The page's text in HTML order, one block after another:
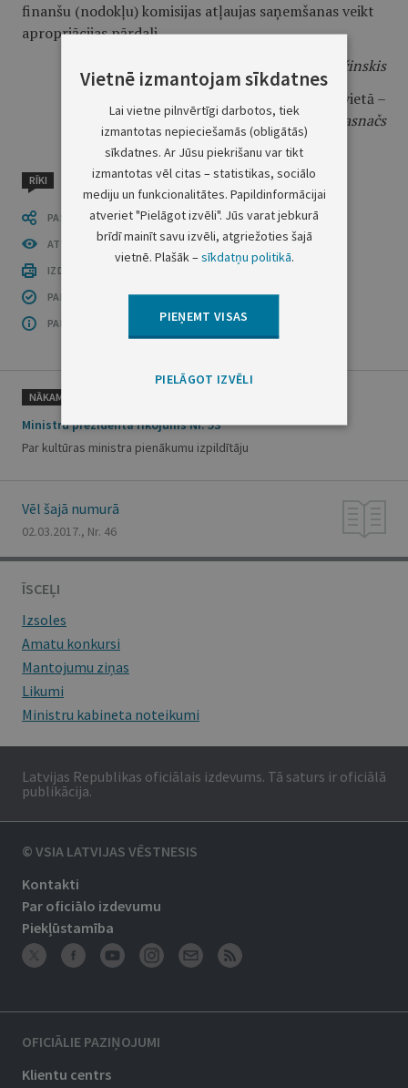
finanšu (nodokļu) komisijas atļaujas saņemšanas veikt
apropriācijas pārdali.
Māris Kučinskis
Kultūras ministra vietā –
tieslietu ministrs Dzintars Rasnačs
RĪKI
PASTĀSTI CITIEM
ATVĒRT PUBLIKĀCIJU (PDF)
IZDRUKĀT PUBLIKĀCIJU
PAR INFORMĀCIJAS DROŠĪBU
PAR ŠO GRUPU
NĀKAMAIS
Ministru prezidenta rīkojums Nr. 53
Par kultūras ministra pienākumu izpildītāju
Vēl šajā numurā
02.03.2017., Nr. 46
ĪSCEĻI
Izsoles
Amatu konkursi
Mantojumu ziņas
Likumi
Ministru kabineta noteikumi
Latvijas Republikas oficiālais izdevums. Tā saturs ir oficiālā
publikācija.
© VSIA LATVIJAS VĒSTNESIS
Kontakti
Par oficiālo izdevumu
Piekļūstamība
OFICIĀLIE PAZIŅOJUMI
Klientu centrs
Vietnē izmantojam sīkdatnes
Lai vietne pilnvērtīgi darbotos, tiek
izmantotas nepieciešamās (obligātās)
sīkdatnes. Ar Jūsu piekrišanu var tikt
izmantotas vēl citas – statistikas, sociālo
mediju un funkcionalitātes. Papildinformācijai
atveriet "Pielāgot izvēli". Jūs varat jebkurā
brīdī mainīt savu izvēli, atgriežoties šajā
vietnē. Plašāk –sīkdatņu politikā.
PIEŅEMT VISAS
PIELĀGOT IZVĒLI